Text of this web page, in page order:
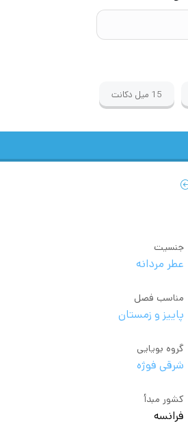
15 میل دکانت
جنسیت
عطر مردانه
مناسب فصل
پاییز و زمستان
گروه بویایی
شرقی فوژه
کشور مبدأ
فرانسه